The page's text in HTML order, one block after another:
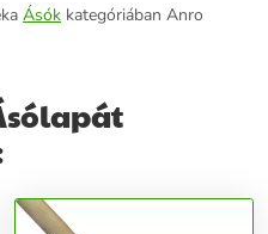
Ásók kategóriában Anro